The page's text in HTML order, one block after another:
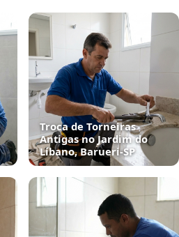
Troca de Torneiras
Antigas no Jardim do
Líbano, Barueri‑SP